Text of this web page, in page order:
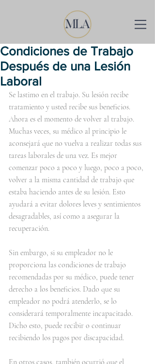
Condiciones de Trabajo
Después de una Lesión
Laboral
Se lastimo en el trabajo. Su lesión recibe
tratamiento y usted recibe sus beneficios.
Ahora es el momento de volver al trabajo.
Muchas veces, su médico al principio le
aconsejará que no vuelva a realizar todas sus
tareas laborales de una vez. Es mejor
comenzar poco a poco y luego, poco a poco,
volver a la misma cantidad de trabajo que
estaba haciendo antes de su lesión. Esto
ayudará a evitar dolores leves y sentimientos
desagradables, así como a asegurar la
recuperación.
Sin embargo, si su empleador no le
proporciona las condiciones de trabajo
recomendadas por su médico, puede tener
derecho a los beneficios. Dado que su
empleador no podrá atenderlo, se lo
considerará temporalmente incapacitado.
Dicho esto, puede recibir o continuar
recibiendo los pagos por discapacidad.
En otros casos, también ocurrió que el